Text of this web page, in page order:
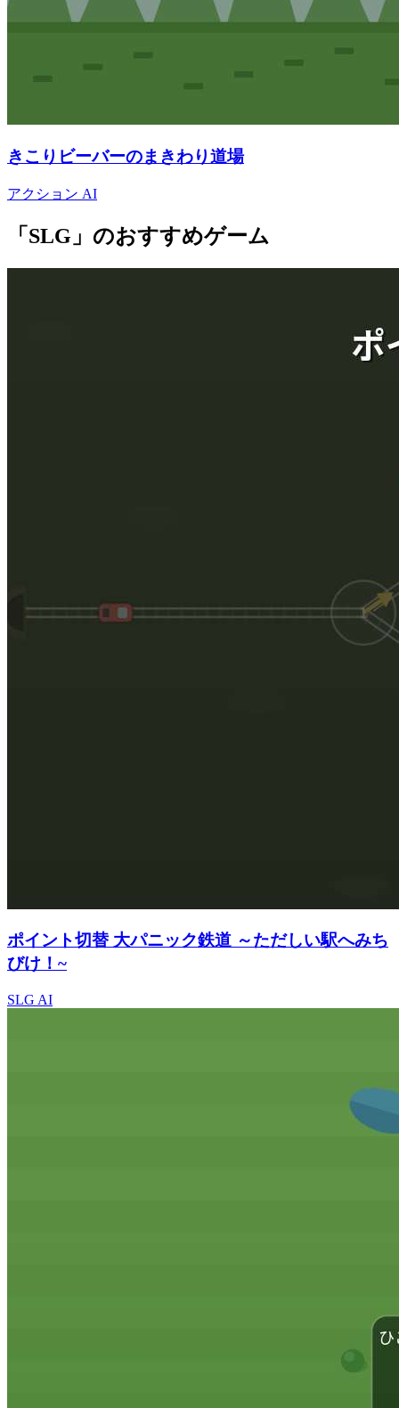
きこりビーバーのまきわり道場
アクション AI
「SLG」のおすすめゲーム
ポイント切替 大パニック鉄道 ～ただしい駅へみち
びけ！~
SLG AI